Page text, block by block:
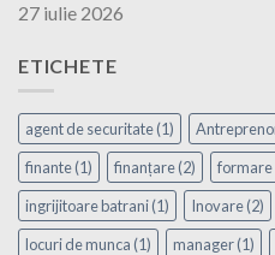
27 iulie 2026
ETICHETE
agent de securitate(1)
finante(1) finanțare(2) formare
ingrijitoare batrani(1) Inovare(2)
locuri de munca (1) manager(1)